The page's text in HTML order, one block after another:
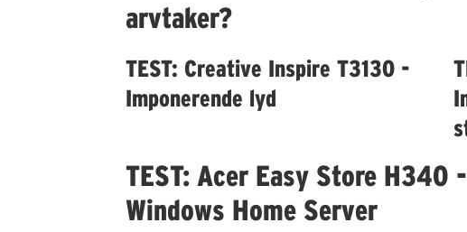
arvtaker?
TEST: Creative Inspire T3130 -
Imponerende lyd
TEST: Acer Easy Store H340
Windows Home Server